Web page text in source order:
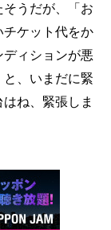
うだが、「お
ケット代をか
ィションが悪
、いまだに緊
ね、緊張しま